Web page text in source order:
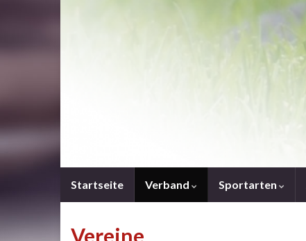
Startseite Verband Sportarten
Vereine